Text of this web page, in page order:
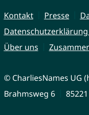
Kontakt Presse
Über uns
© CharliesNames UG
Brahmsweg 6